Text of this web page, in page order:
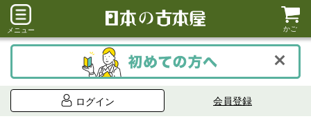
メニュー かご
ログイン 会員登録